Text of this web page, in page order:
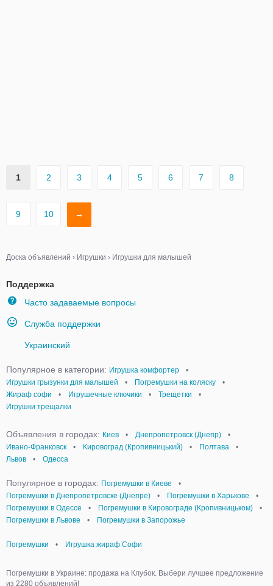
1 2 3 4 5 6 7 8
9 10 →
Доска объявлений › Игрушки › Игрушки для малышей
Поддержка
Часто задаваемые вопросы
Служба поддержки
Украинский
Популярное в категории: Игрушка комфортер
•
Игрушки грызунки для малышей
• Погремушки на коляску
•
Жираф софи
• Игрушечные ключики • Трещетки
•
Игрушки трещалки
Объявления в городах: Киев • Днепропетровск (Днепр)
•
Ивано-Франковск
• Кировоград (Кропивницький) • Полтава
•
Львов
• Одесса
Популярное в городах: Погремушки в Киеве
•
Погремушки в Днепропетровске (Днепре)
• Погремушки в Харькове
•
Погремушки в Одессе
• Погремушки в Кировограде (Кропивницьком)
•
Погремушки в Львове
• Погремушки в Запорожье
Погремушки • Игрушка жираф Софи
Погремушки в Украине: продажа на Клубок. Выбери лучшее предложение
из 2280 объявлений!